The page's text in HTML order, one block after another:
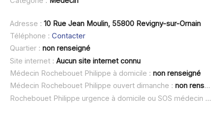
Adresse : 10 Rue Jean Moulin, 55800 Revigny-sur-Ornain
Téléphone : Contacter
Quartier : non renseigné
Site internet : Aucun site internet connu
Médecin Rochebouet Philippe à domicile : non renseigné
Médecin Rochebouet Philippe ouvert dimanche : non renseigné
Rochebouet Philippe urgence à domicile ou SOS médecin :